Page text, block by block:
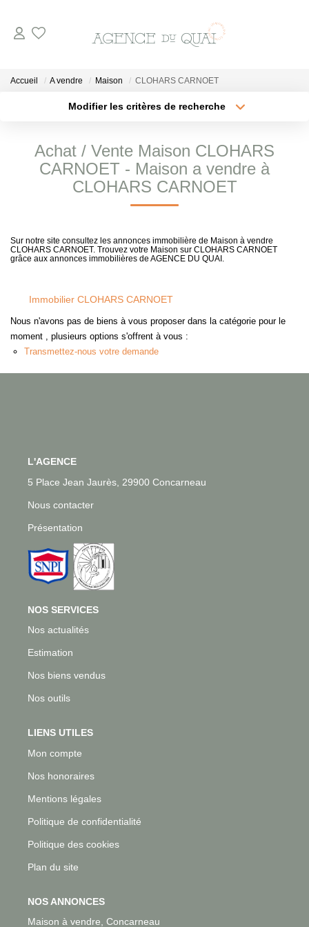
A La Location
VENDRE
ESTIMER
Qui Sommes-Nous
Notre Équipe
Nous Rejoindre
Accueil A vendre Maison CLOHARS CARNOET
Modifier les critères de recherche
Type de bien
Budget max Plus de critères
Achat / Vente Maison CLOHARS
CARNOET - Maison a vendre à
CLOHARS CARNOET
Sur notre site consultez les annonces immobilière de Maison à vendre
CLOHARS CARNOET. Trouvez votre Maison sur CLOHARS CARNOET
grâce aux annonces immobilières de AGENCE DU QUAI.
Immobilier CLOHARS CARNOET
Nous n'avons pas de biens à vous proposer dans la catégorie pour le
moment , plusieurs options s'offrent à vous :
Transmettez-nous votre demande
L'AGENCE
5 Place Jean Jaurès, 29900 Concarneau
Nous contacter
Présentation
NOS SERVICES
Nos actualités
Estimation
Nos biens vendus
Nos outils
LIENS UTILES
Mon compte
Nos honoraires
Mentions légales
Politique de confidentialité
Politique des cookies
Plan du site
NOS ANNONCES
Maison à vendre, Concarneau